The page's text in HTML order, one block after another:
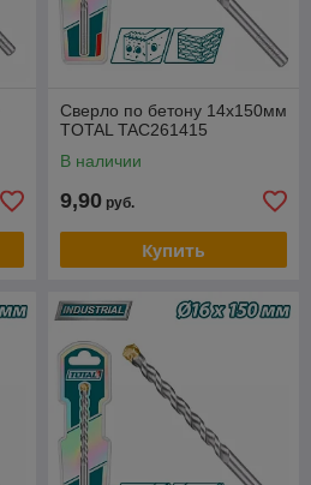
Сверло по бетону 14х150мм
TOTAL TAC261415
В наличии
9,90 руб.
Купить